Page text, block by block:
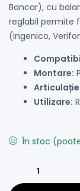
Bancar), cu
reglabil permite
(Ingenico,
Montare:
Utilizare:
În stoc